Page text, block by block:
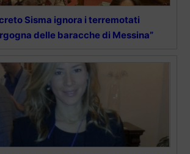
Sisma ignora i terremotati
delle baracche di Messina”